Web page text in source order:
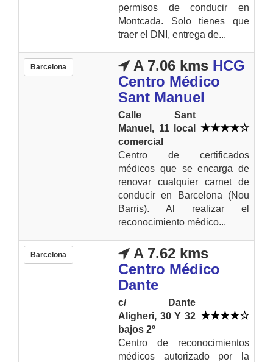
permisos de conducir en
Montcada. Solo tienes que
traer el DNI, entrega de...
Barcelona A 7.06 kms HCG
Centro Médico
Sant Manuel
Calle Sant
Manuel, 11 local
comercial
Centro de certificados
médicos que se encarga de
renovar cualquier carnet de
conducir en Barcelona (Nou
Barris). Al realizar el
reconocimiento médico...
Barcelona
A 7.62 kms
Centro Médico
Dante
c/ Dante
Aligheri, 30 Y 32
bajos 2º
Centro de reconocimientos
médicos autorizado por la